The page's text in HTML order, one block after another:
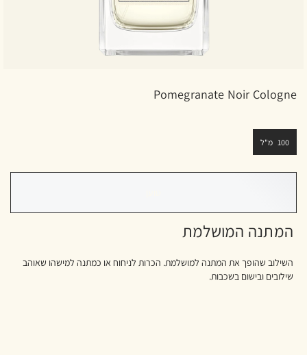
Pomegranate Noir Cologne
100 מ"ל
המתנה המושלמת
השילוב שהופך את המתנה למושלמת. הכרות לניחוח או כמתנה למישהו שאוהב
שילובים ובישום בשכבות.